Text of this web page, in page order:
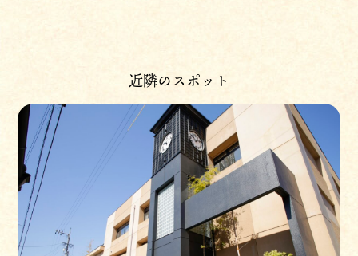
近隣のスポット